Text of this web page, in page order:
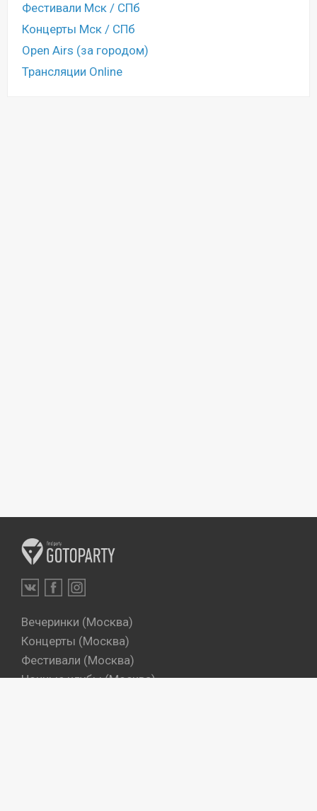
Фестивали Мск / СПб
Концерты Мск / СПб
Open Airs (за городом)
Трансляции Online
Вечеринки (Москва)
Концерты (Москва)
Фестивали (Москва)
Ночные клубы (Москва)